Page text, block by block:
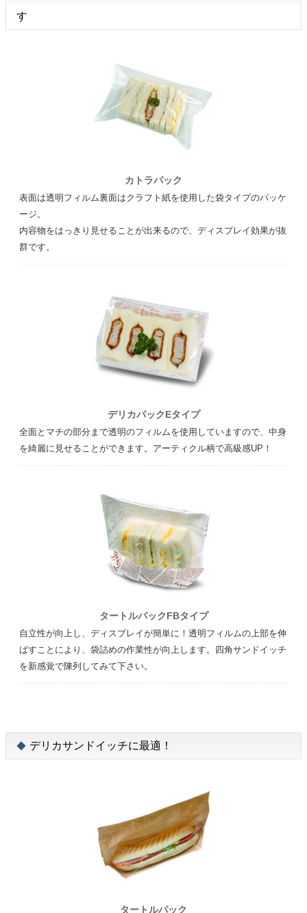
す
カトラパック
表面は透明フィルム裏面はクラフト紙を使用した袋タイプのパッケ
ージ。
内容物をはっきり見せることが出来るので、ディスプレイ効果が抜
群です。
デリカパックEタイプ
全面とマチの部分まで透明のフィルムを使用していますので、中身
を綺麗に見せることができます。アーティクル柄で高級感UP！
タートルパックFBタイプ
自立性が向上し、ディスプレイが簡単に！透明フィルムの上部を伸
ばすことにより、袋詰めの作業性が向上します。四角サンドイッチ
を新感覚で陳列してみて下さい。
デリカサンドイッチに最適！
タートルパック